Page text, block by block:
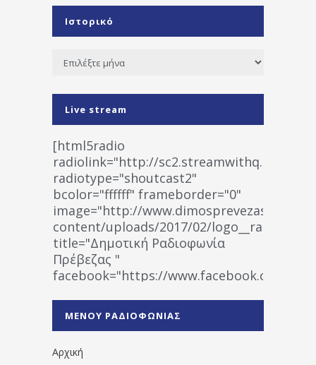
Ιστορικό
Ιστορικό
Live stream
[html5radio
radiolink="http://
radiotype="shoutcast2"
bcolor="ffffff" frameborder="0"
image="http://www.dimosprevezas.gr/wp-
content/uploads/2017/02/
title="Δημοτική Ραδιοφωνία
Πρέβεζας "
facebook="https://www.facebook.com/
1531194763766854/" artist="" ]
ΜΕΝΟΥ ΡΑΔΙΟΦΩΝΙΑΣ
Αρχική